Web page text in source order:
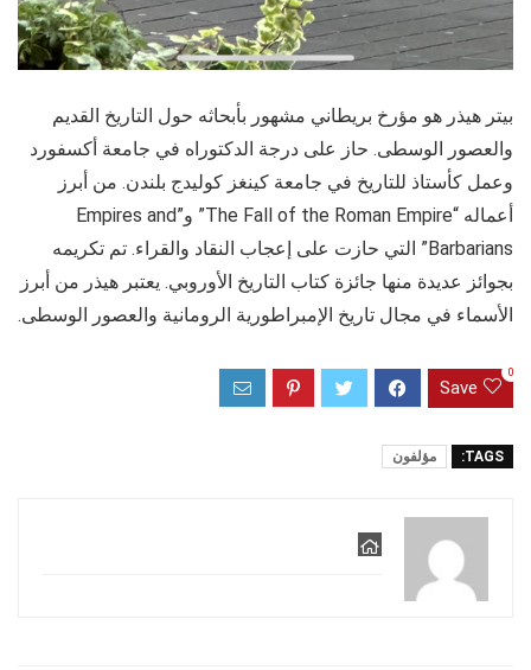
بيتر هيذر هو مؤرخ بريطاني مشهور بأبحاثه حول التاريخ القديم
والعصور الوسطى. حاز على درجة الدكتوراه في جامعة أكسفورد
وعمل كأستاذ للتاريخ في جامعة كينغز كوليدج بلندن. من أبرز
أعماله “The Fall of the Roman Empire” و”Empires and
Barbarians” التي حازت على إعجاب النقاد والقراء. تم تكريمه
بجوائز عديدة منها جائزة كتاب التاريخ الأوروبي. يعتبر هيذر من أبرز
الأسماء في مجال تاريخ الإمبراطورية الرومانية والعصور الوسطى.
Save
0
TAGS: مؤلفون